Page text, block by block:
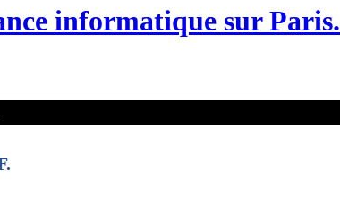
informatique sur Paris.